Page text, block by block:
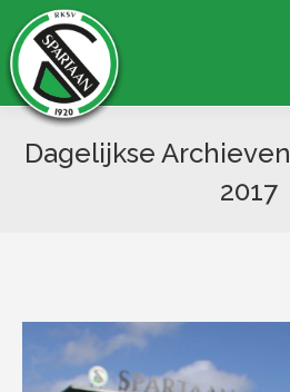
Dagelijkse Archieven
2017